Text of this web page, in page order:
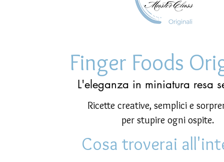
Finger Foods
L'eleganza in miniatura resa
Ricette creative, semplici e
per stupire ogni ospite.
Cosa troverai